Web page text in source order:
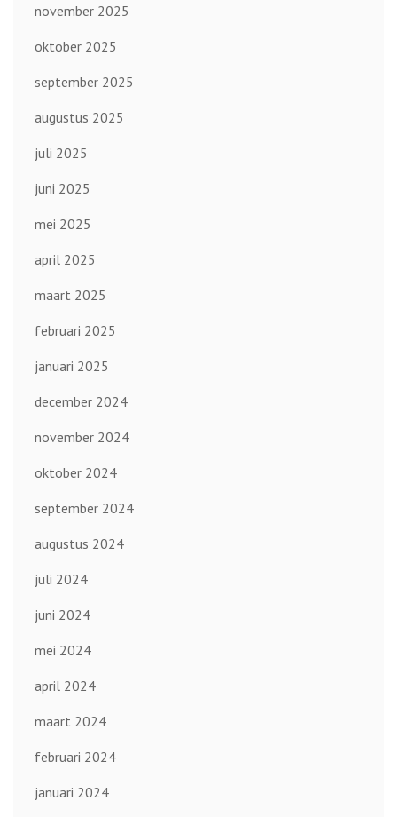
november 2025
oktober 2025
september 2025
augustus 2025
juli 2025
juni 2025
mei 2025
april 2025
maart 2025
februari 2025
januari 2025
december 2024
november 2024
oktober 2024
september 2024
augustus 2024
juli 2024
juni 2024
mei 2024
april 2024
maart 2024
februari 2024
januari 2024